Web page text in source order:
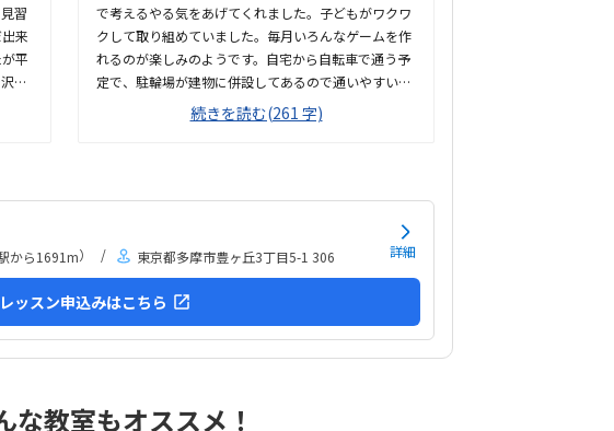
習
来
平
山
と
麗
系
有
娘
言
で考えるやる気をあげてくれました。子どもがワクワ
クして取り組めていました。毎月いろんなゲームを作
れるのが楽しみのようです。自宅から自転車で通う予
定で、駐輪場が建物に併設してあるので通いやすいで
す。駅からも近いです。ビーズクッションが座り心地
良かったらしく、落ち着いて取り組めるお部屋づくり
の料金設定です。ゲームを自分で作り上げれて、その
続きを読む(261 字)
から1691m） 東京都多摩市豊ヶ丘3丁目5-1 306 詳細
ッスン申込みはこちら
な教室もオススメ！